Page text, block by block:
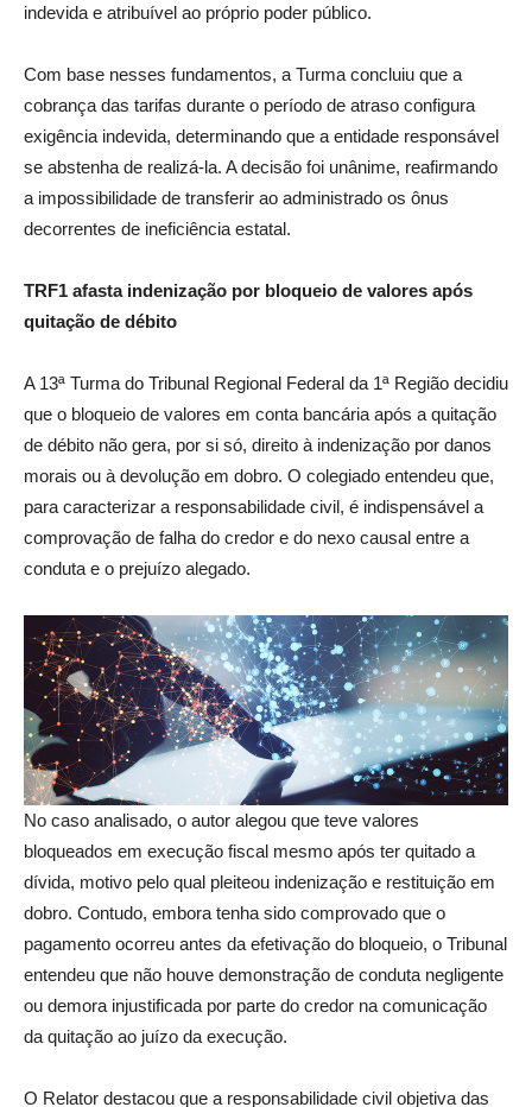
indevida e atribuível ao próprio poder público.
Com base nesses fundamentos, a Turma concluiu que a
cobrança das tarifas durante o período de atraso configura
exigência indevida, determinando que a entidade responsável
se abstenha de realizá-la. A decisão foi unânime, reafirmando
a impossibilidade de transferir ao administrado os ônus
decorrentes de ineficiência estatal.
TRF1 afasta indenização por bloqueio de valores após
quitação de débito
A 13ª Turma do Tribunal Regional Federal da 1ª Região decidiu
que o bloqueio de valores em conta bancária após a quitação
de débito não gera, por si só, direito à indenização por danos
morais ou à devolução em dobro. O colegiado entendeu que,
para caracterizar a responsabilidade civil, é indispensável a
comprovação de falha do credor e do nexo causal entre a
conduta e o prejuízo alegado.
No caso analisado, o autor alegou que teve valores
bloqueados em execução fiscal mesmo após ter quitado a
dívida, motivo pelo qual pleiteou indenização e restituição em
dobro. Contudo, embora tenha sido comprovado que o
pagamento ocorreu antes da efetivação do bloqueio, o Tribunal
entendeu que não houve demonstração de conduta negligente
ou demora injustificada por parte do credor na comunicação
da quitação ao juízo da execução.
O Relator destacou que a responsabilidade civil objetiva das